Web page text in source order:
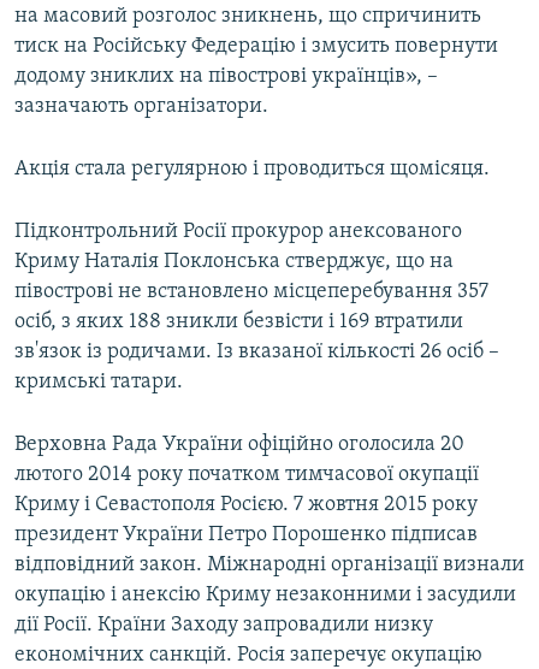
на масовий розголос зникнень, що спричинить
тиск на Російську Федерацію і змусить повернути
додому зниклих на півострові українців», –
зазначають організатори.
Акція стала регулярною і проводиться щомісяця.
Підконтрольний Росії прокурор анексованого
Криму Наталія Поклонська стверджує, що на
півострові не встановлено місцеперебування 357
осіб, з яких 188 зникли безвісти і 169 втратили
зв'язок із родичами. Із вказаної кількості 26 осіб –
кримські татари.
Верховна Рада України офіційно оголосила 20
лютого 2014 року початком тимчасової окупації
Криму і Севастополя Росією. 7 жовтня 2015 року
президент України Петро Порошенко підписав
відповідний закон. Міжнародні організації визнали
окупацію і анексію Криму незаконними і засудили
дії Росії. Країни Заходу запровадили низку
економічних санкцій. Росія заперечує окупацію